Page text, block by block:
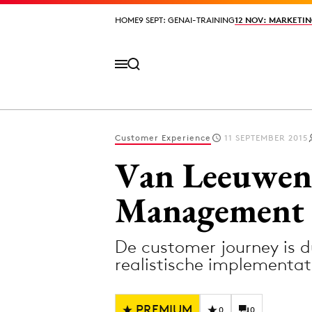
HOME9 SEPT: GENAI-TRAINING12 NOV:
HOME9 SEPT: GENAI-TRAINING12 NOV:
Design
Digital
Diversiteit
Customer Experience 11 SEPTEMBER 2015
Van
De customer journey is
realistische
0 0